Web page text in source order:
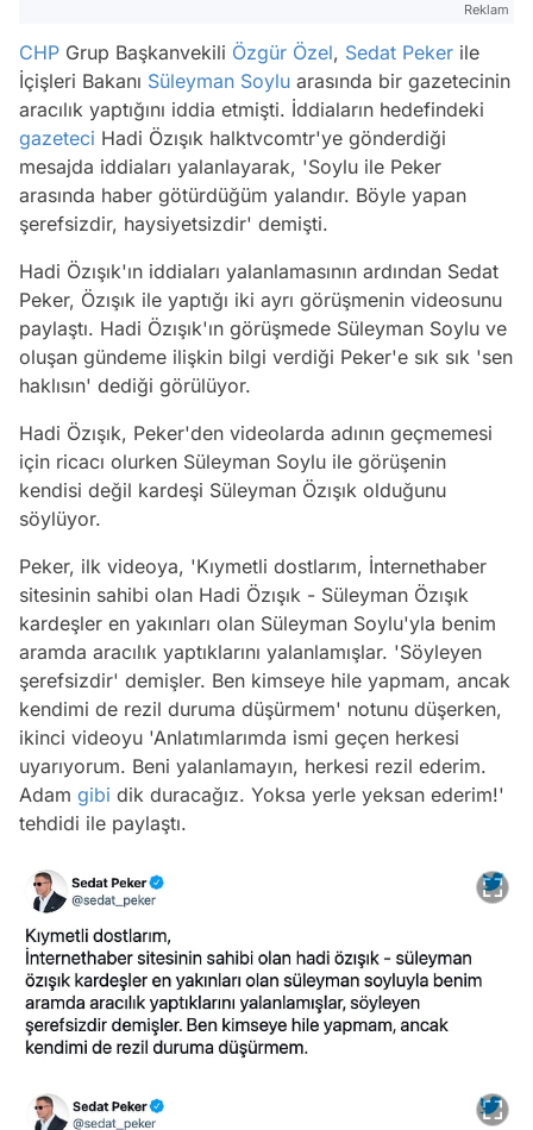
Reklam
CHP Grup Başkanvekili Özgür Özel, Sedat Peker ile
İçişleri Bakanı Süleyman Soylu arasında bir gazetecinin
aracılık yaptığını iddia etmişti. İddiaların hedefindeki
gazeteci Hadi Özışık halktvcomtr'ye gönderdiği
mesajda iddiaları yalanlayarak, 'Soylu ile Peker
arasında haber götürdüğüm yalandır. Böyle yapan
şerefsizdir, haysiyetsizdir' demişti.
Hadi Özışık'ın iddiaları yalanlamasının ardından Sedat
Peker, Özışık ile yaptığı iki ayrı görüşmenin videosunu
paylaştı. Hadi Özışık'ın görüşmede Süleyman Soylu ve
oluşan gündeme ilişkin bilgi verdiği Peker'e sık sık 'sen
haklısın' dediği görülüyor.
Hadi Özışık, Peker'den videolarda adının geçmemesi
için ricacı olurken Süleyman Soylu ile görüşenin
kendisi değil kardeşi Süleyman Özışık olduğunu
söylüyor.
Peker, ilk videoya, 'Kıymetli dostlarım, İnternethaber
sitesinin sahibi olan Hadi Özışık - Süleyman Özışık
kardeşler en yakınları olan Süleyman Soylu'yla benim
aramda aracılık yaptıklarını yalanlamışlar. 'Söyleyen
şerefsizdir' demişler. Ben kimseye hile yapmam, ancak
kendimi de rezil duruma düşürmem' notunu düşerken,
ikinci videoyu 'Anlatımlarımda ismi geçen herkesi
uyarıyorum. Beni yalanlamayın, herkesi rezil ederim.
Adam gibi dik duracağız. Yoksa yerle yeksan ederim!'
tehdidi ile paylaştı.